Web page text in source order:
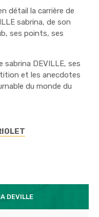
détail la carrière de
sabrina, de son
ses points, ses
sabrina DEVILLE, ses
et les anecdotes
du monde du
DEVILLE